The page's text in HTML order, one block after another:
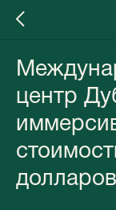
центр
долларов